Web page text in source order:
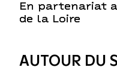
En partenariat
de la Loire
AUTOUR DU